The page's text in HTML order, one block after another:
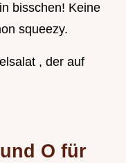
bisschen! Keine
squeezy.
, der auf
O für